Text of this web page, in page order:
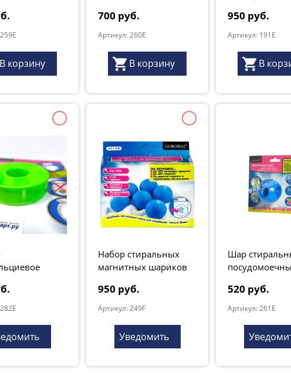
В корзину
700 руб.
Артикул: 260E
В корзину
950 руб.
Артикул: 191E
В
Набор стиральных
магнитных шариков
950 руб.
Артикул: 249F
Уведомить
Шар
520 руб.
Артикул: 261E